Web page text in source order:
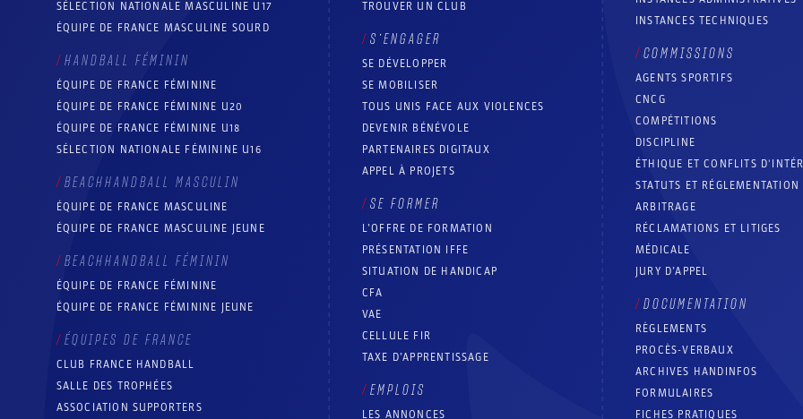
SÉLECTION NATIONALE MASCULINE U17
ÉQUIPE DE FRANCE MASCULINE SOURD
HANDBALL FÉMININ
ÉQUIPE DE FRANCE FÉMININE
ÉQUIPE DE FRANCE FÉMININE U20
ÉQUIPE DE FRANCE FÉMININE U18
SÉLECTION NATIONALE FÉMININE U16
BEACHHANDBALL MASCULIN
ÉQUIPE DE FRANCE MASCULINE
ÉQUIPE DE FRANCE MASCULINE JEUNE
BEACHHANDBALL FÉMININ
ÉQUIPE DE FRANCE FÉMININE
ÉQUIPE DE FRANCE FÉMININE JEUNE
ÉQUIPES DE FRANCE
CLUB FRANCE HANDBALL
SALLE DES TROPHÉES
ASSOCIATION SUPPORTERS
TROUVER UN CLUB
S’ENGAGER
SE DÉVELOPPER
SE MOBILISER
TOUS UNIS FACE AUX VIOLENCES
DEVENIR BÉNÉVOLE
PARTENAIRES DIGITAUX
APPEL À PROJETS
SE FORMER
L’OFFRE DE FORMATION
PRÉSENTATION IFFE
SITUATION DE HANDICAP
CFA
VAE
CELLULE FIR
TAXE D’APPRENTISSAGE
EMPLOIS
LES ANNONCES
INSTANCES TECHNIQUES
COMMISSIONS
AGENTS SPORTIFS
CNCG
COMPÉTITIONS
DISCIPLINE
ÉTHIQUE ET CONFLITS
STATUTS ET RÉGLEMENTATION
ARBITRAGE
RÉCLAMATIONS ET LITIGES
MÉDICALE
JURY D’APPEL
DOCUMENTATION
RÈGLEMENTS
PROCÈS-VERBAUX
ARCHIVES HANDINFOS
FORMULAIRES
FICHES PRATIQUES